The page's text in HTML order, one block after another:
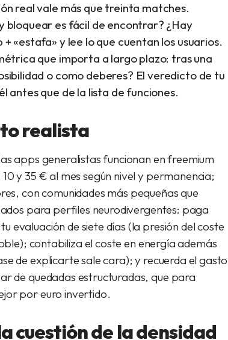
real vale más que treinta matches.
bloquear es fácil de encontrar? ¿Hay
«estafa» y lee lo que cuentan los usuarios.
que importa a largo plazo: tras una
o como deberes? El veredicto de tu
antes que de la lista de funciones.
realista
apps generalistas funcionan en freemium
y 35 € al mes según nivel y permanencia;
con comunidades más pequeñas que
para perfiles neurodivergentes: paga
evaluación de siete días (la presión del coste
contabiliza el coste en energíaademás
de explicarte sale cara); y recuerda el gasto
de quedadas estructuradas, que para
por euro invertido.
cuestión de la densidad